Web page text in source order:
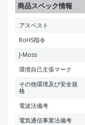
商品スペック情報
アスベスト
RoHS指令
J-Moss
環境自己主張マーク
その他環境及び安全規
格
電波法備考
電気通信事業法備考